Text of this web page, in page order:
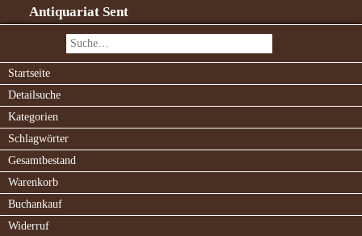
Antiquariat Sent
Startseite
Detailsuche
Kategorien
Schlagwörter
Gesamtbestand
Warenkorb
Buchankauf
Widerruf